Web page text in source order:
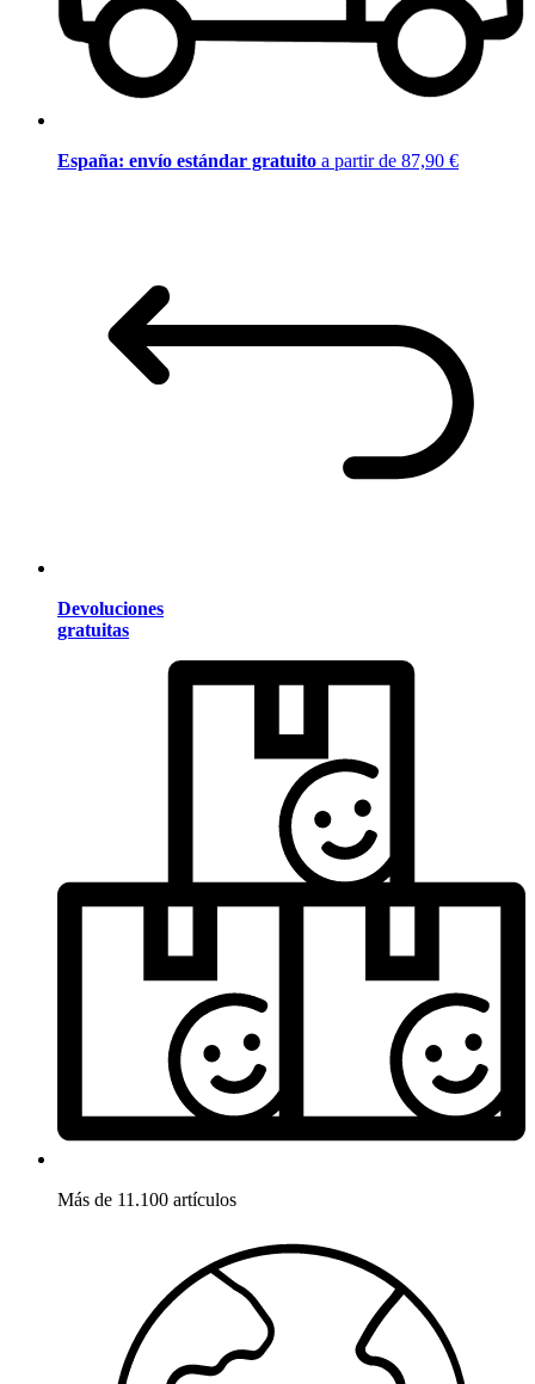
España: envío estándar gratuito a partir de 87,90 €
Devoluciones
gratuitas
Más de 11.100 artículos